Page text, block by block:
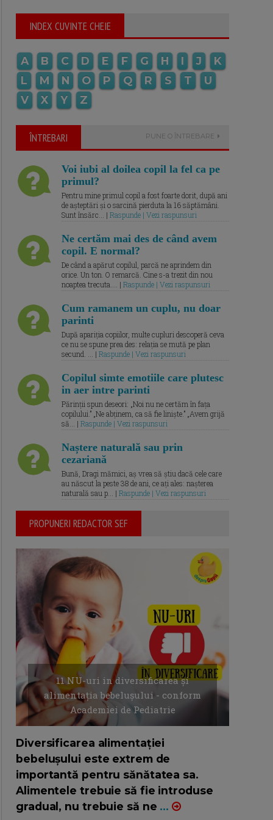
INDEX CUVINTE CHEIE
A B C D E F G H I J
K
L
M N O P Q R S T
U
V
X Y Z
ÎNTREBARI PUNE O ÎNTREBARE
Voi iubi al doilea copil la fel ca pe
primul?
Pentru mine primul copil a fost foarte dorit, după ani
de așteptări și o sarcină pierduta la 16 săptămâni.
Sunt însărc... | Raspunde | Vezi raspunsuri
Ne certăm mai des de când avem
copil. E normal?
De când a apărut copilul, parcă ne aprindem din
orice. Un ton. O remarcă. Cine s-a trezit din nou
noaptea trecuta.... | Raspunde | Vezi raspunsuri
Cum ramanem un cuplu, nu doar
parinti
După apariția copiilor, multe cupluri descoperă ceva
ce nu se spune prea des: relația se mută pe plan
secund. ... | Raspunde | Vezi raspunsuri
Copilul simte emotiile care plutesc
in aer intre parinti
Părinții spun deseori: „Noi nu ne certăm în fața
copilului.” „Ne abținem, ca să fie liniște.” „Avem grijă
să... | Raspunde | Vezi raspunsuri
Naștere naturală sau prin
cezariană
Bună, Dragi mămici, aș vrea să știu dacă cele care
au născut la peste 38 de ani, ce ați ales: nașterea
naturală sau p... | Raspunde | Vezi raspunsuri
PROPUNERI REDACTOR SEF
11 NU-uri in diversificarea și
alimentația bebelușului - conform
Academiei de Pediatrie
Diversificarea alimentației
bebelușului este extrem de
importantă pentru sănătatea sa.
Alimentele trebuie să fie introduse
gradual, nu trebuie să ne ...